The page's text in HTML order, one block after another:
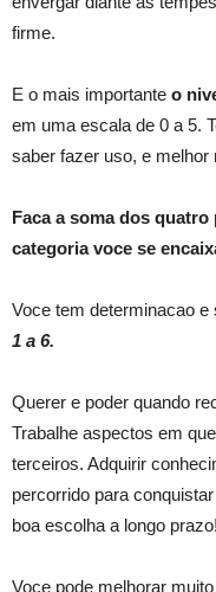
firme.
E o mais importante o
em uma escala de 0 a 5.
saber fazer uso, e melhor
Faca a soma dos
categoria voce se
Voce tem determinacao e
1 a 6.
Querer e poder quando
Trabalhe aspectos em
terceiros. Adquirir
percorrido para
boa escolha a longo prazo!
Voce pode melhorar